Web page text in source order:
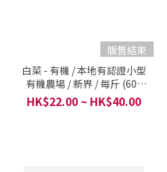
販售結束
白菜 - 有機 / 本地有認證小型
有機農場 / 新界 / 每斤 (600
克)
HK$22.00 ~ HK$40.00